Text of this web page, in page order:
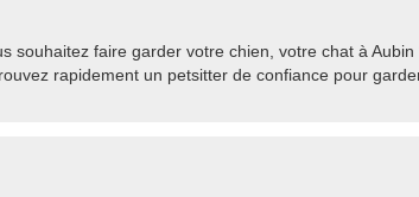
souhaitez faire garder votre chien, votre chat à Aubin
rapidement un petsitter de confiance pour